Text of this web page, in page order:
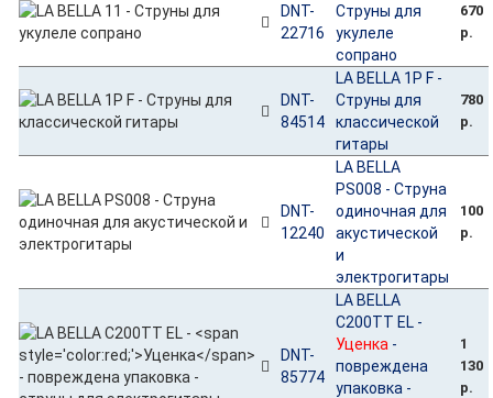
DNT-
22716
Струны для
укулеле
сопрано
670
р.
DNT-
84514
LA BELLA 1P F -
Струны для
классической
гитары
780
р.
DNT-
12240
LA BELLA
PS008 - Струна
одиночная для
акустической
и
электрогитары
100
р.
DNT-
85774
LA BELLA
C200TT EL -
Уценка -
повреждена
упаковка -
1
130
р.